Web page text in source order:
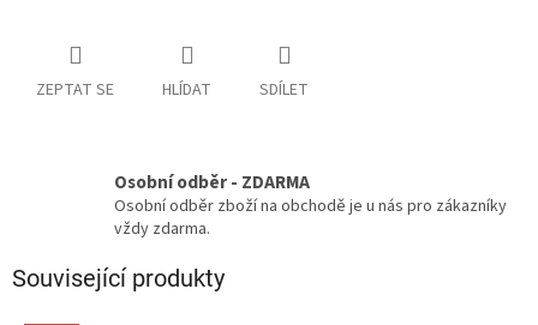
ZEPTAT SE HLÍDAT SDÍLET
Osobní odběr - ZDARMA
Osobní odběr zboží na obchodě je u nás pro zákazníky
vždy zdarma.
Související produkty